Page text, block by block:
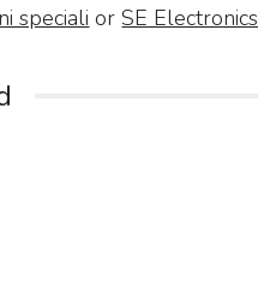
speciali orSE Electronics